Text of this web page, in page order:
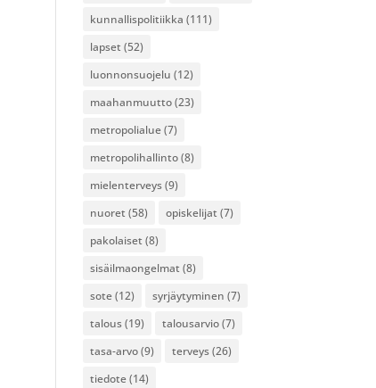
kunnallispolitiikka (111)
lapset (52)
luonnonsuojelu (12)
maahanmuutto(23)
metropolialue(7)
metropolihallinto(8)
mielenterveys(9)
nuoret (58) opiskelijat (7)
pakolaiset (8)
sisäilmaongelmat (8)
sote(12) syrjäytyminen (7)
talous(19) talousarvio(7)
tasa-arvo(9) terveys(26)
tiedote(14)